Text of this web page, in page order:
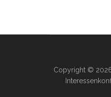
Copyright ©